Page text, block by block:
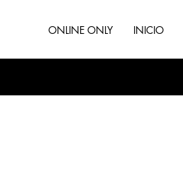
ONLINE ONLY INICIO